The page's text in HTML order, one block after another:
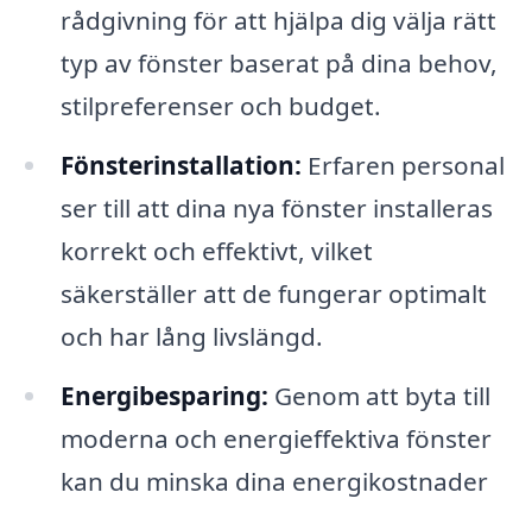
rådgivning för att hjälpa dig välja rätt
typ av fönster baserat på dina behov,
stilpreferenser och budget.
Fönsterinstallation: Erfaren personal
ser till att dina nya fönster installeras
korrekt och effektivt, vilket
säkerställer att de fungerar optimalt
och har lång livslängd.
Energibesparing: Genom att byta till
moderna och energieffektiva fönster
kan du minska dina energikostnader